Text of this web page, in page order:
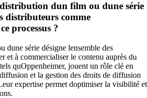
dun film ou dune série
distributeurs comme
processus ?
dune série désigne lensemble des
et à commercialiser le contenu auprès du
quOppenheimer, jouent un rôle clé en
et la gestion des droits de diffusion
expertise permet doptimiser la visibilité et